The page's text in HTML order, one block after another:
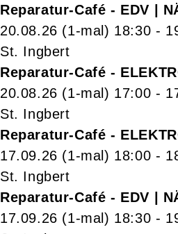
Reparatur-Café - EDV |
20.08.26 (1-mal) 18:30 -
St. Ingbert
Reparatur-Café -
20.08.26 (1-mal) 17:00 -
St. Ingbert
Reparatur-Café -
17.09.26 (1-mal) 18:00 -
St. Ingbert
Reparatur-Café - EDV |
17.09.26 (1-mal) 18:30 -